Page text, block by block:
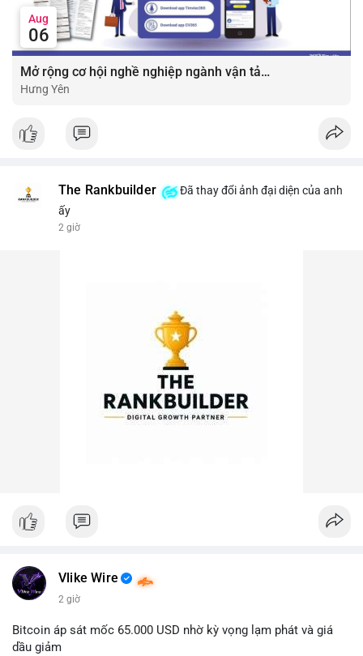
Aug
06
Mở rộng cơ hội nghề nghiệp ngành vận tải - lái xe với mức lương bứt phá ?
Hưng Yên
The Rankbuilder
Đã thay đổi ảnh đại diện của anh
ấy
2 giờ
Vlike Wire
2 giờ
Bitcoin áp sát mốc 65.000 USD nhờ kỳ vọng lạm phát và giá
dầu giảm